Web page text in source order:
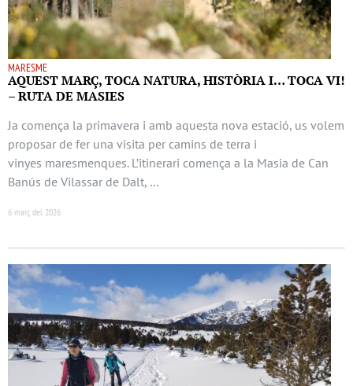
MARESME
AQUEST MARÇ, TOCA NATURA, HISTÒRIA I… TOCA VI!
– RUTA DE MASIES
Ja comença la primavera i amb aquesta nova estació, us volem
proposar de fer una visita per camins de terra i
vinyes maresmenques. L’itinerari comença a la Masia de Can
Banús de Vilassar de Dalt, …
6 març del 2026